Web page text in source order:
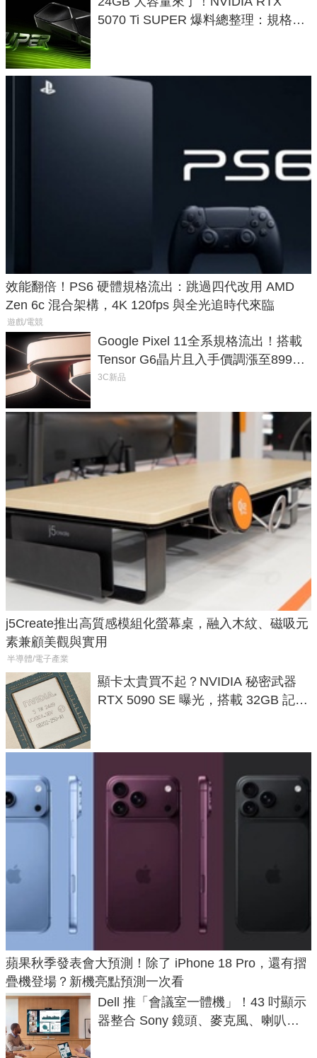
5070 Ti SUPER 爆料總整理：規格、
效能翻倍！PS6 硬體規格流出：跳過四代改用 AMD
Zen 6c 混合架構，4K 120fps 與全光追時代來臨
遊戲/電競
Google Pixel 11全系規格流出！搭載
Tensor G6晶片且入手價調漲至899美
元
3C新品
j5Create推出高質感模組化螢幕桌，融入木紋、磁吸元
素兼顧美觀與實用
半導體/電子產業
顯卡太貴買不起？NVIDIA 秘密武器
RTX 5090 SE 曝光，搭載 32GB 記憶
蘋果秋季發表會大預測！除了 iPhone 18 Pro，還有摺
疊機登場？新機亮點預測一次看
Dell 推「會議室一體機」！43 吋顯示
器整合 Sony 鏡頭、麥克風、喇叭，